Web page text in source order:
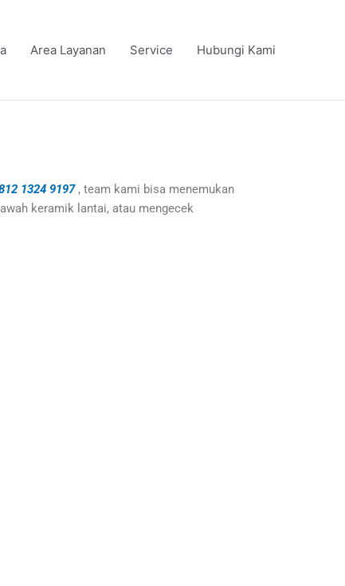
Area Layanan Service Hubungi Kami
1324 9197, team kami bisa menemukan
keramik lantai, atau mengecek